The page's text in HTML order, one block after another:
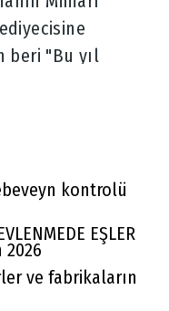
beri "Bu yıl
kontrolü
EŞLER
2026
ve fabrikaların